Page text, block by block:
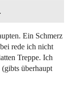
Ein Schmerz
rede ich nicht
Treppe. Ich
überhaupt